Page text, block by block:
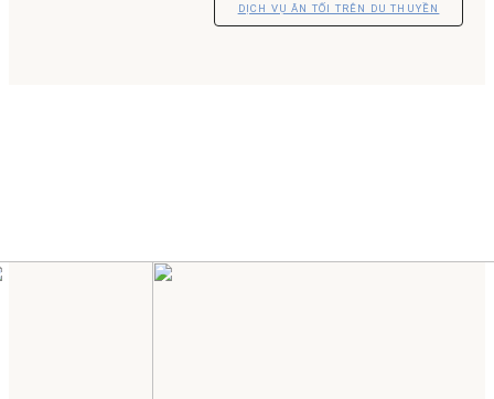
DỊCH VỤ ĂN TỐI TRÊN DU THUYỀN